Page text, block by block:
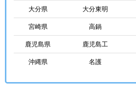
大分県 大分東明
宮崎県 高鍋
鹿児島県 鹿児島工
沖縄県 名護